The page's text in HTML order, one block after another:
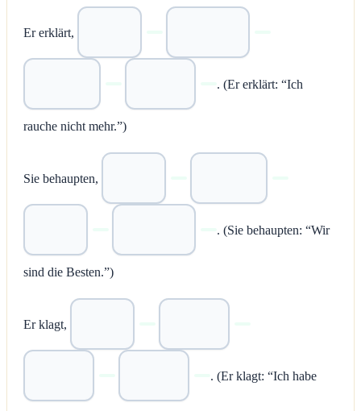
Er erklärt,
. (Er erklärt: “Ich
rauche nicht mehr.”)
Sie behaupten,
. (Sie behaupten: “Wir
sind die Besten.”)
Er klagt,
. (Er klagt: “Ich habe